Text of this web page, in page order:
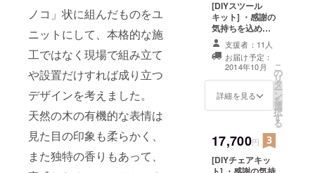
ノコ」状に組んだものをユ
ニットにして、本格的な施
工ではなく現場で組み立て
や設置だけすれば成り立つ
デザインを考えました。
天然の木の有機的な表情は
見た目の印象も柔らかく、
また独特の香りもあって、
[DIYスツール
キット] ・感謝の
気持ちを込め
て、メッセージ
をお送り致しま
す。 ・ヒノキの
スツール製作
キットを1set送
付
支援者：11人
お届け予定：
2014年10月
詳細を見る
こ
の
リ
タ
ー
ン
を
選
択
す
る
17,700円
[DIYチェアキッ